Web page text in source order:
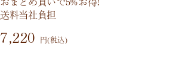
送料当社負担
7,220 円(税込)